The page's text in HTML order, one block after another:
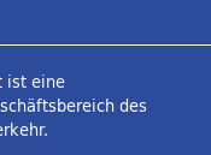
ist eine
des